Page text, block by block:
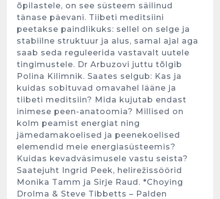
õpilastele, on see süsteem säilinud
tänase päevani. Tiibeti meditsiini
peetakse paindlikuks: sellel on selge ja
stabiilne struktuur ja alus, samal ajal aga
saab seda reguleerida vastavalt uutele
tingimustele. Dr Arbuzovi juttu tõlgib
Polina Kilimnik. Saates selgub: Kas ja
kuidas sobituvad omavahel lääne ja
tiibeti meditsiin? Mida kujutab endast
inimese peen-anatoomia? Millised on
kolm peamist energiat ning
jämedamakoelised ja peenekoelised
elemendid meie energiasüsteemis?
Kuidas kevadväsimusele vastu seista?
Saatejuht Ingrid Peek, helirežissöörid
Monika Tamm ja Sirje Raud. *Choying
Drolma & Steve Tibbetts – Palden